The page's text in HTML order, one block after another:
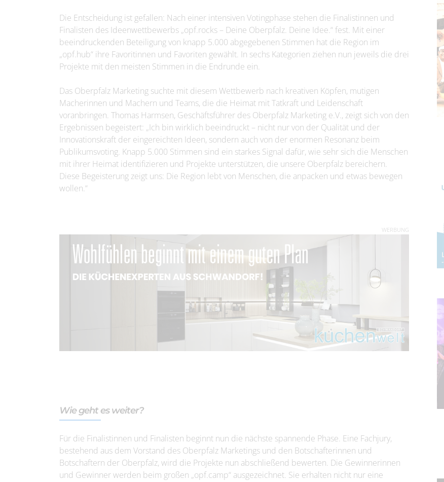
Die Entscheidung ist gefallen: Nach einer intensiven Votingphase stehen die Finalistinnen und
Finalisten des Ideenwettbewerbs „opf.rocks – Deine Oberpfalz. Deine Idee.“ fest. Mit einer
beeindruckenden Beteiligung von knapp 5.000 abgegebenen Stimmen hat die Region im
„opf.hub“ ihre Favoritinnen und Favoriten gewählt. In sechs Kategorien ziehen nun jeweils die drei
Projekte mit den meisten Stimmen in die Endrunde ein.
Das Oberpfalz Marketing suchte mit diesem Wettbewerb nach kreativen Köpfen, mutigen
Macherinnen und Machern und Teams, die die Heimat mit Tatkraft und Leidenschaft
voranbringen. Thomas Harmsen, Geschäftsführer des Oberpfalz Marketing e.V., zeigt sich von den
Ergebnissen begeistert: „Ich bin wirklich beeindruckt – nicht nur von der Qualität und der
Innovationskraft der eingereichten Ideen, sondern auch von der enormen Resonanz beim
Publikumsvoting. Knapp 5.000 Stimmen sind ein starkes Signal dafür, wie sehr sich die Menschen
mit ihrer Heimat identifizieren und Projekte unterstützen, die unsere Oberpfalz bereichern.
Diese Begeisterung zeigt uns: Die Region lebt von Menschen, die anpacken und etwas bewegen
wollen.“
WERBUNG
Wie geht es weiter?
Für die Finalistinnen und Finalisten beginnt nun die nächste spannende Phase. Eine Fachjury,
bestehend aus dem Vorstand des Oberpfalz Marketings und den Botschafterinnen und
Botschaftern der Oberpfalz, wird die Projekte nun abschließend bewerten. Die Gewinnerinnen
und Gewinner werden beim großen „opf.camp“ ausgezeichnet. Sie erhalten nicht nur eine